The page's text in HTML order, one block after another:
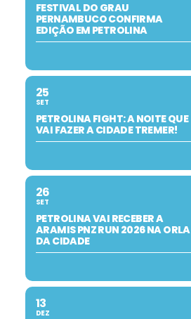
FESTIVAL DO GRAU
PERNAMBUCO CONFIRMA
EDIÇÃO EM PETROLINA
25
SET
PETROLINA FIGHT: A NOITE QUE
VAI FAZER A CIDADE TREMER!
26
SET
PETROLINA VAI RECEBER A
ARAMIS PNZ RUN 2026 NA ORLA
DA CIDADE
13
DEZ